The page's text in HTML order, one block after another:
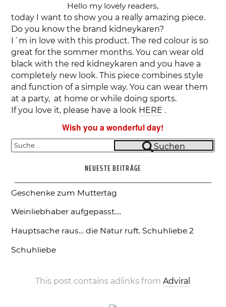
Hello my lovely readers,
today I want to show you a really amazing piece.
Do you know the brand kidneykaren?
I´m in love with this product. The red colour is so
great for the sommer months. You can wear old
black with the red kidneykaren and you have a
completely new look. This piece combines style
and function of a simple way. You can wear them
at a party, at home or while doing sports.
If you love it, please have a look HERE .
Wish you a wonderful day!
Suche
Suchen
NEUESTE BEITRÄGE
Geschenke zum Muttertag
Weinliebhaber aufgepasst….
Hauptsache raus… die Natur ruft. Schuhliebe 2
Schuhliebe
This post contains adlinks fromAdviral